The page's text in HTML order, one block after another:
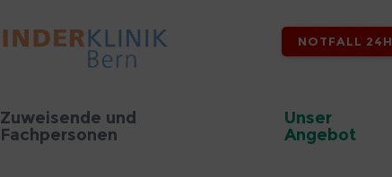
NOTFALL 24H
Zuweisende und
Fachpersonen
Unser
Angebot